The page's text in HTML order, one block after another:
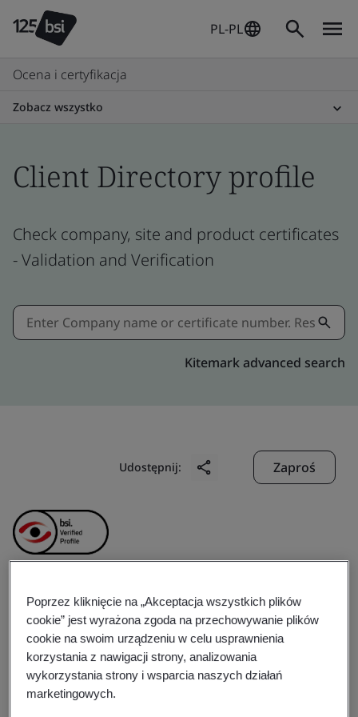
PL-PL
Ocena i certyfikacja
Zobacz wszystko
Client Directory profile
Check company, site and product certificates
- Validation and Verification
Kitemark advanced search
Udostępnij: Zaproś
Hoang Hai Company
Limited
Business scope:Wholesale Seafood; Processing and
Poprzez kliknięcie na „Akceptacja wszystkich plików
cookie” jest wyrażona zgoda na przechowywanie plików
cookie na swoim urządzeniu w celu usprawnienia
korzystania z nawigacji strony, analizowania
wykorzystania strony i wsparcia naszych działań
marketingowych.